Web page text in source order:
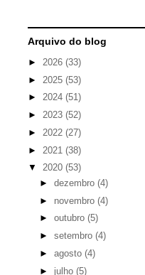
Arquivo do blog
► 2026 (33)
► 2025 (53)
► 2024 (51)
► 2023 (52)
► 2022 (27)
► 2021 (38)
▼ 2020 (53)
► dezembro (4)
► novembro (4)
► outubro (5)
► setembro (4)
► agosto (4)
► julho (5)